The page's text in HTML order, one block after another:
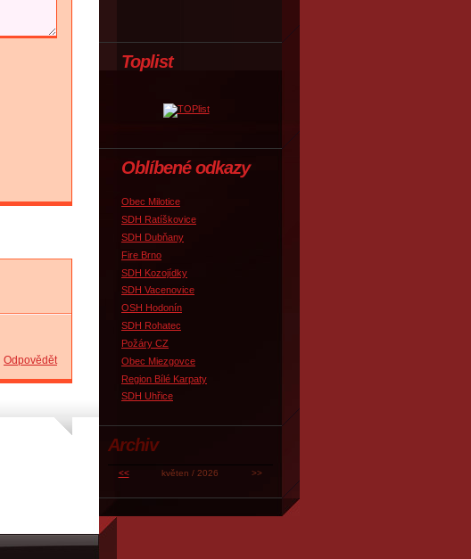
Odpovědět
Toplist
Oblíbené odkazy
Obec Milotice
SDH Ratíškovice
SDH Dubňany
Fire Brno
SDH Kozojídky
SDH Vacenovice
OSH Hodonín
SDH Rohatec
Požáry CZ
Obec Miezgovce
Region Bílé Karpaty
SDH Uhřice
Archiv
<< květen / 2026 >>